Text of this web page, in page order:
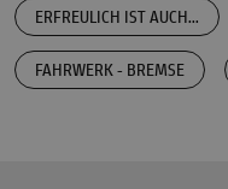
ERFREULICH IST AUCH...
FAHRWERK - BREMSE